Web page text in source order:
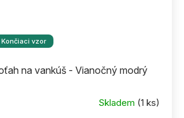
Končiaci vzor
na vankúš - Vianočný modrý
Skladem (1 ks)